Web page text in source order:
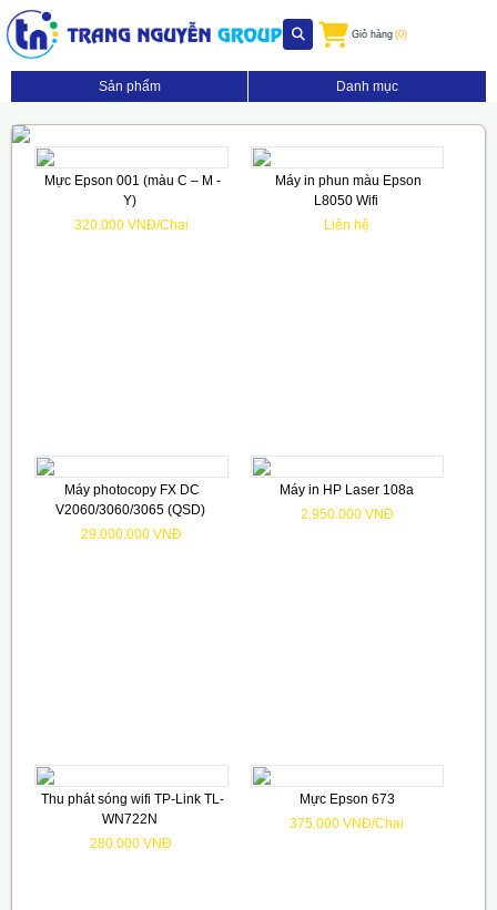
Giỏ hàng (0)
Sản phẩm Danh mục
Mực Epson 001 (màu C – M -
Y)
320.000 VNĐ/Chai
Máy in phun màu Epson
L8050 Wifi
Liên hệ
Máy photocopy FX DC
V2060/3060/3065 (QSD)
29.000.000 VNĐ
Máy in HP Laser 108a
2.950.000 VNĐ
Thu phát sóng wifi TP-Link TL-
WN722N
280.000 VNĐ
Mực Epson 673
375.000 VNĐ/Chai